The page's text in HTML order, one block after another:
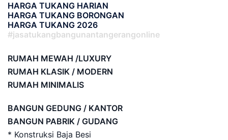
HARGA TUKANG HARIAN
HARGA TUKANG BORONGAN
HARGA TUKANG 2026
#jasatukangbangunantangerangonline
RUMAH MEWAH /LUXURY
RUMAH KLASIK / MODERN
RUMAH MINIMALIS
BANGUN GEDUNG / KANTOR
BANGUN PABRIK / GUDANG
* Konstruksi Baja Besi